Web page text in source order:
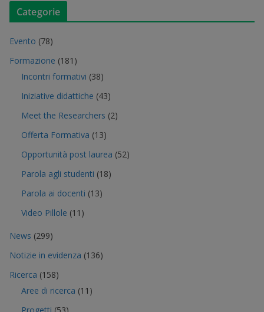
Categorie
Evento (78)
Formazione (181)
Incontri formativi (38)
Iniziative didattiche (43)
Meet the Researchers (2)
Offerta Formativa (13)
Opportunità post laurea (52)
Parola agli studenti (18)
Parola ai docenti (13)
Video Pillole (11)
News (299)
Notizie in evidenza (136)
Ricerca (158)
Aree di ricerca (11)